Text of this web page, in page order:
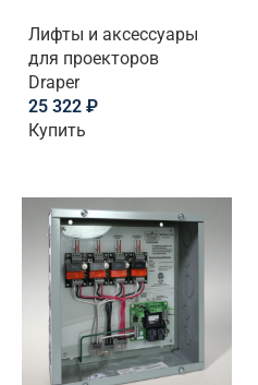
Лифты и аксессуары
для проекторов
Draper
25 322 ₽
Купить